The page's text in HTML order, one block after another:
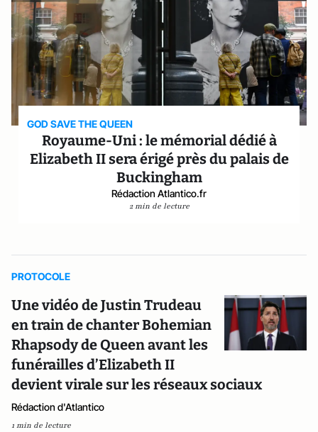
GOD SAVE THE QUEEN
Royaume-Uni : le mémorial dédié à
Elizabeth II sera érigé près du palais de
Buckingham
Rédaction Atlantico.fr
2 min de lecture
PROTOCOLE
Une vidéo de Justin Trudeau
en train de chanter Bohemian
Rhapsody de Queen avant les
funérailles d’Elizabeth II
devient virale sur les réseaux sociaux
Rédaction d'Atlantico
1 min de lecture